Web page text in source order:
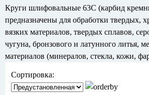
Круги шлифовальные 63С (карбид
предназначены для обработки твердых,
вязких материалов, твердых сплавов,
чугуна, бронзового и латунного литья,
материалов (минералов, стекла, кожи,
Сортировка: